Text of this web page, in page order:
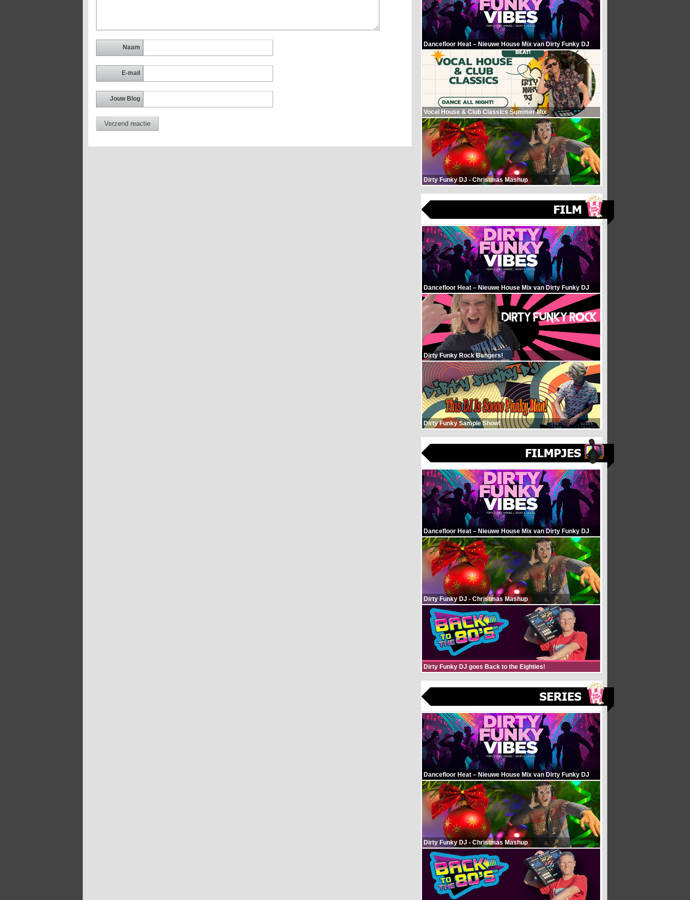
Naam
E-mail
Jouw Blog
Dancefloor Heat – Nieuwe House Mix van Dirty Funky DJ
Vocal House & Club Classics Summer Mix
Dirty Funky DJ - Christmas Mashup
Dancefloor Heat – Nieuwe House Mix van Dirty Funky DJ
Dirty Funky Rock Bangers!
Dirty Funky Sample Show!
Dancefloor Heat – Nieuwe House Mix van Dirty Funky DJ
Dirty Funky DJ - Christmas Mashup
Dirty Funky DJ goes Back to the Eighties!
Dancefloor Heat – Nieuwe House Mix van Dirty Funky DJ
Dirty Funky DJ - Christmas Mashup